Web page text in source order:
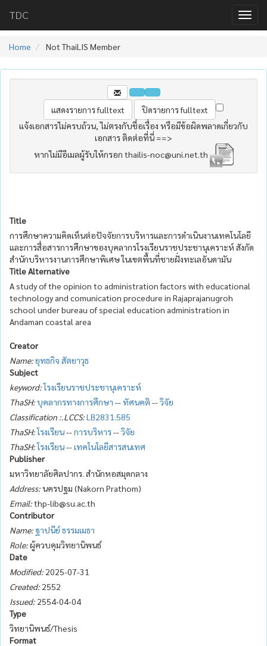
TDC
Home Not ThaiLIS Member
แจ้งเอกสารไม่ครบถ้วน, ไม่ตรงกับชื่อเรื่อง หรือมีข้อผิดพลาดเกี่ยวกับ
เอกสาร ติดต่อที่นี่ ==>
หากไม่มีอีเมลผู้รับให้กรอก thailis-noc@uni.net.th
Title
การศึกษาความคิดเห็นต่อปัจจัยการบริหารและการดำเนินงานเทคโนโลยี
และการสื่อสารการศึกษาของบุคลากรโรงเรียนราชประชานุเคราะห์ สังกัด
สำนักบริหารงานการศึกษาพิเศษ ในเขตพื้นที่ชายฝั่งทะเลอันดามัน
Title Alternative
A study of the opinion to administration factors with educational
technology and comunication procedure in Rajaprajanugroh
school under bureau of special education administration in
Andaman coastal area
Creator
Name:ยุทธกิจ สัตยาวุธ
Subject
keyword:โรงเรียนราชประชานุเคราะห์
ThaSH:บุคลากรทางการศึกษา --ทัศนคติ --วิจัย
Classification :.LCCS:LB2831.585
ThaSH:โรงเรียน--การบริหาร--วิจัย
ThaSH:โรงเรียน--เทคโนโลยีสารสนเทศ
Publisher
มหาวิทยาลัยศิลปากร. สำนักหอสมุดกลาง
Address:นครปฐม (Nakorn Prathom)
Email:thp-lib@su.ac.th
Contributor
Name: ฐาปนีย์ ธรรมเมธา
Role:ผู้ควบคุมวิทยานิพนธ์
Date
Modified: 2025-07-31
Created: 2552
Issued: 2554-04-04
Type
วิทยานิพนธ์/Thesis
Format